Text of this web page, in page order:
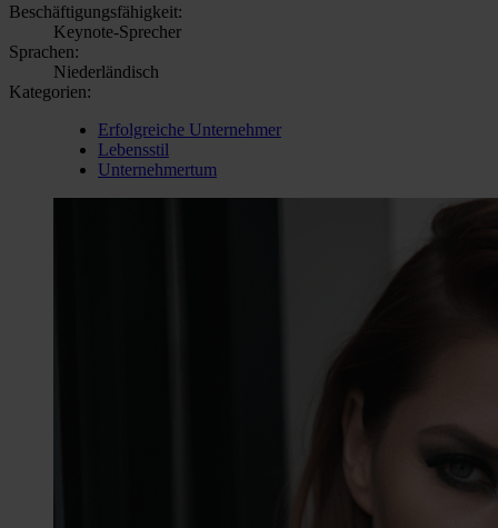
Beschäftigungsfähigkeit:
Keynote-Sprecher
Sprachen:
Niederländisch
Kategorien:
Erfolgreiche Unternehmer
Lebensstil
Unternehmertum